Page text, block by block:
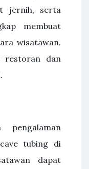
jernih, serta
membuat
wisatawan.
restoran dan
pengalaman
tubing di
dapat